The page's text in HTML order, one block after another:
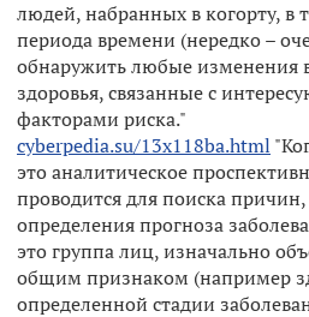
людей, набранных в когорту, в
периода времени (нередко –
обнаружить любые изменения
здоровья, связанные с
факторами риска."
cyberpedia.su/13x118ba.html
это аналитическое
проводится для поиска
определения прогноза
это группа лиц, изначально
общим признаком (например
определенной стадии